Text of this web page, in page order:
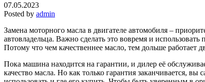
07.05.2023
Posted by admin
Замена моторного масла в двигателе автомобиля –
автовладельца. Важно сделать это вовремя и использовать
Потому что чем качественнее масло, тем дольше работает
Пока машина находится на гарантии, и дилер её
качество масла. Но как только гарантия заканчивается, вы